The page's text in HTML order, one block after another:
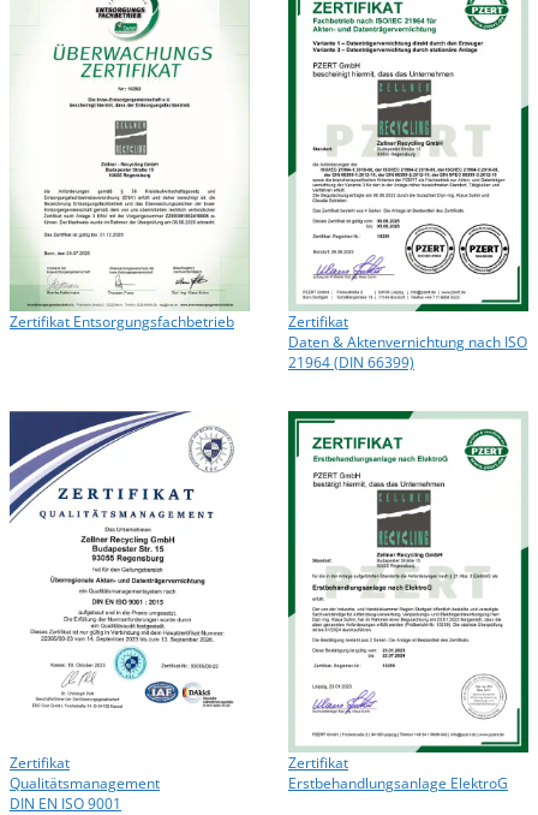
Zertifikat Entsorgungsfachbetrieb
Zertifikat
Daten & Aktenvernichtung nach ISO
21964 (DIN 66399)
Zertifikat
Qualitätsmanagement
DIN EN ISO 9001
Zertifikat
Erstbehandlungsanlage ElektroG